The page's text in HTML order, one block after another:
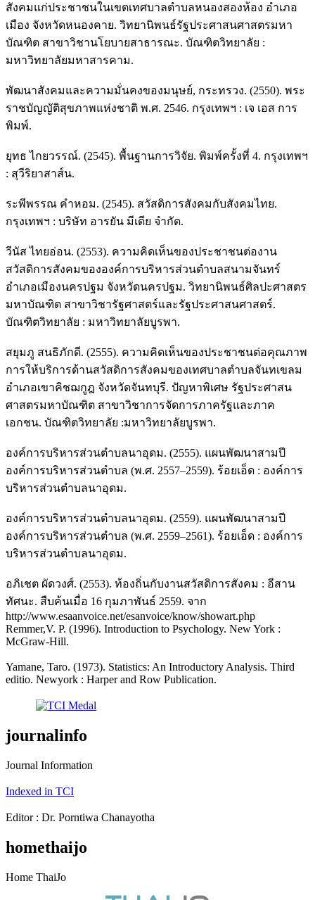
สังคมแก่ประชาชนในเขตเทศบาลตำบลหนองสองห้อง อำเภอ
เมือง จังหวัดหนองคาย. วิทยานิพนธ์รัฐประศาสนศาสตรมหา
บัณฑิต สาขาวิชานโยบายสาธารณะ. บัณฑิตวิทยาลัย :
มหาวิทยาลัยมหาสารคาม.
พัฒนาสังคมและความมั่นคงของมนุษย์, กระทรวง. (2550). พระ
ราชบัญญัติสุขภาพแห่งชาติ พ.ศ. 2546. กรุงเทพฯ : เจ เอส การ
พิมพ์.
ยุทธ ไกยวรรณ์. (2545). พื้นฐานการวิจัย. พิมพ์ครั้งที่ 4. กรุงเทพฯ
: สุวีริยาสาส์น.
ระพีพรรณ คำหอม. (2545). สวัสดิการสังคมกับสังคมไทย.
กรุงเทพฯ : บริษัท อารยัน มีเดีย จํากัด.
วีนัส ไทยอ่อน. (2553). ความคิดเห็นของประชาชนต่องาน
สวัสดิการสังคมขององค์การบริหารส่วนตำบลสนามจันทร์
อำเภอเมืองนครปฐม จังหวัดนครปฐม. วิทยานิพนธ์ศิลปะศาสตร
มหาบัณฑิต สาขาวิชารัฐศาสตร์และรัฐประศาสนศาสตร์.
บัณฑิตวิทยาลัย : มหาวิทยาลัยบูรพา.
สยุมภู สนธิภักดี. (2555). ความคิดเห็นของประชาชนต่อคุณภาพ
การให้บริการด้านสวัสดิการสังคมของเทศบาลตำบลจันทเขลม
อำเภอเขาคิชฌกูฎ จังหวัดจันทบุรี. ปัญหาพิเศษ รัฐประศาสน
ศาสตรมหาบัณฑิต สาขาวิชาการจัดการภาครัฐและภาค
เอกชน. บัณฑิตวิทยาลัย :มหาวิทยาลัยบูรพา.
องค์การบริหารส่วนตำบลนาอุดม. (2555). แผนพัฒนาสามปี
องค์การบริหารส่วนตำบล (พ.ศ. 2557–2559). ร้อยเอ็ด : องค์การ
บริหารส่วนตำบลนาอุดม.
องค์การบริหารส่วนตำบลนาอุดม. (2559). แผนพัฒนาสามปี
องค์การบริหารส่วนตำบล (พ.ศ. 2559–2561). ร้อยเอ็ด : องค์การ
บริหารส่วนตำบลนาอุดม.
อภิเชต ผัดวงศ์. (2553). ท้องถิ่นกับงานสวัสดิการสังคม : อีสาน
ทัศนะ. สืบค้นเมื่อ 16 กุมภาพันธ์ 2559. จาก
http://www.esaanvoice.net/esanvoice/know/showart.php
Remmer,V. P. (1996). Introduction to Psychology. New York :
McGraw-Hill.
Yamane, Taro. (1973). Statistics: An Introductory Analysis. Third
editio. Newyork : Harper and Row Publication.
journalinfo
Journal Information
Indexed in TCI
Editor : Dr. Porntiwa Chanayotha
homethaijo
Home ThaiJo